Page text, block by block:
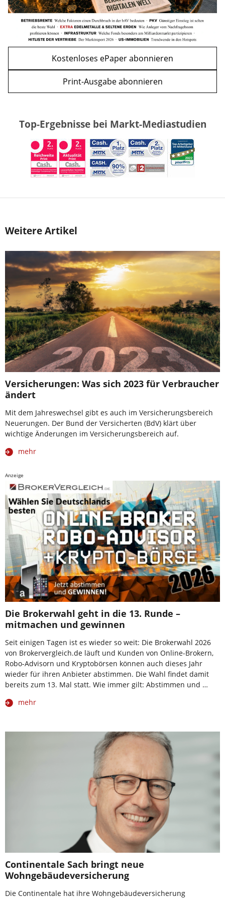
Kostenloses ePaper abonnieren
Print-Ausgabe abonnieren
Top-Ergebnisse bei Markt-Mediastudien
Weitere Artikel
Versicherungen: Was sich 2023 für Verbraucher
ändert
Mit dem Jahreswechsel gibt es auch im Versicherungsbereich
Neuerungen. Der Bund der Versicherten (BdV) klärt über
wichtige Änderungen im Versicherungsbereich auf.
mehr
Anzeige
Die Brokerwahl geht in die 13. Runde –
mitmachen und gewinnen
Seit einigen Tagen ist es wieder so weit: Die Brokerwahl 2026
von Brokervergleich.de läuft und Kunden von Online-Brokern,
Robo-Advisorn und Kryptobörsen können auch dieses Jahr
wieder für ihren Anbieter abstimmen. Die Wahl findet damit
bereits zum 13. Mal statt. Wie immer gilt: Abstimmen und …
mehr
Continentale Sach bringt neue
Wohngebäudeversicherung
Die Continentale hat ihre Wohngebäudeversicherung